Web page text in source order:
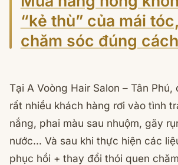
“kẻ thù” của mái
chăm sóc đúng
Tại A Voòng Hair Salon – Tân
rất nhiều khách hàng rơi vào tình
nắng, phai màu sau nhuộm, gãy
nước… Và sau khi thực hiện các
phục hồi + thay đổi thói quen